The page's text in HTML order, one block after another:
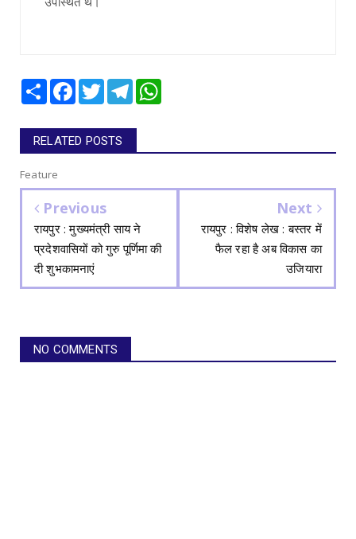
Share Facebook
TwitterTelegram
RELATED POSTS
Feature
Previous
रायपुर : मुख्यमंत्री साय ने
प्रदेशवासियों को गुरु पूर्णिमा की
दी शुभकामनाएं
Next
रायपुर : विशेष लेख : बस्तर में
फैल रहा है अब विकास का
उजियारा
NO COMMENTS